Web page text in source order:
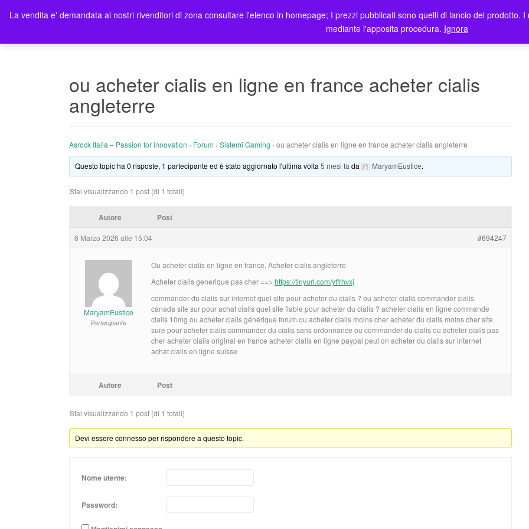
Home Prodotti Blog Registrazione Utenti Elenco
ou acheter cialis en ligne en france acheter cialis
angleterre
Asrock Italia – Passion for innovation › Forum › Sistemi Gaming › ou acheter cialis en ligne en france acheter cialis angleterre
Questo topic ha 0 risposte, 1 partecipante ed è stato aggiornato l'ultima volta5 mesi fa da MaryamEustice.
Stai visualizzando 1 post (di 1 totali)
Autore Post
6 Marzo 2026 alle 15:04 #694247
MaryamEustice
Partecipante
Ou acheter cialis en ligne en france, Acheter cialis angleterre
Acheter cialis generique pas cher ==> https://tinyurl.com/ytfrhvxj
commander du cialis sur internet quel site pour acheter du cialis ? ou acheter cialis commander cialis
canada site sur pour achat cialis quel site fiable pour acheter du cialis ? acheter cialis en ligne commande
cialis 10mg ou acheter cialis générique forum ou acheter cialis moins cher acheter du cialis moins cher site
sure pour acheter cialis commander du cialis sans ordonnance ou commander du cialis ou acheter cialis pas
cher acheter cialis original en france acheter cialis en ligne paypal peut on acheter du cialis sur internet
achat cialis en ligne suisse
Autore Post
Stai visualizzando 1 post (di 1 totali)
Devi essere connesso per rispondere a questo topic.
Nome utente:
Password:
La vendita e' demandata ai nostri rivenditori di zona consultare l'elenco in homepage; I prezzi pubblicati sono quelli di lancio del prodotto.
mediante l'apposita procedura. Ignora